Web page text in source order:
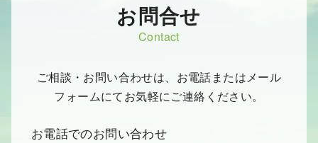
お問合せ
Contact
ご相談・お問い合わせは、お電話またはメール
フォームにてお気軽にご連絡ください。
お電話でのお問い合わせ